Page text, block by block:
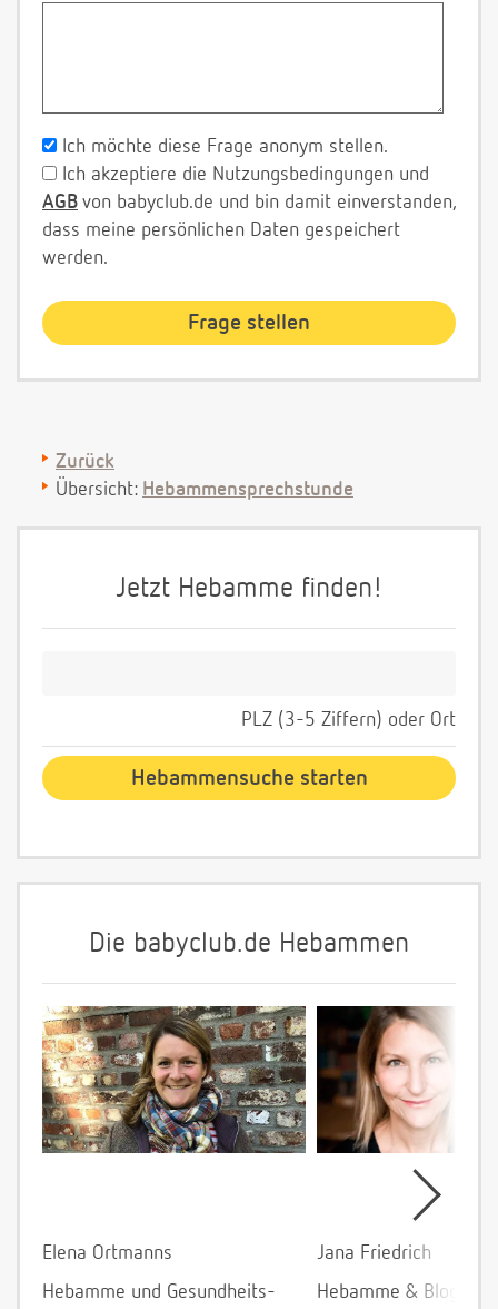
Ich möchte diese Frage anonym stellen.
Ich akzeptiere die Nutzungsbedingungen und
AGB von babyclub.de und bin damit einverstanden,
dass meine persönlichen Daten gespeichert
werden.
Zurück
Übersicht: Hebammensprechstunde
Jetzt Hebamme finden!
PLZ (3-5 Ziffern) oder Ort
Die babyclub.de Hebammen
Elena Ortmanns
Hebamme und Gesundheits-
Jana Friedrich
Hebamme &